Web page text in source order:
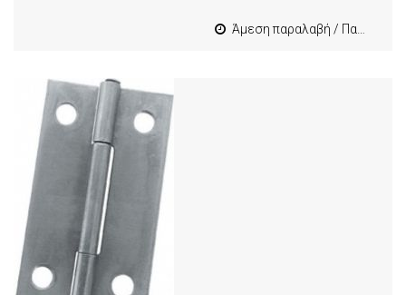
Άμεση παραλαβή / Παράδοση 1-3 εργασιμες